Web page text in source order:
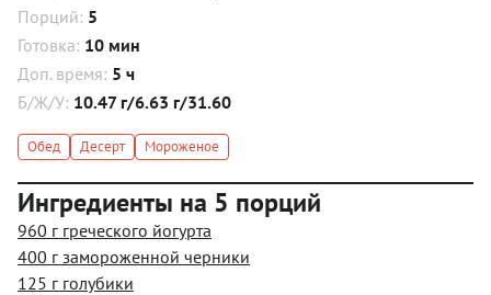
Порций: 5
Готовка: 10 мин
Доп. время: 5 ч
Б/Ж/У: 10.47 г/6.63 г/31.60
Обед Десерт Мороженое
Ингредиенты на 5 порций
960 г греческого йогурта
400 г замороженной черники
125 г голубики